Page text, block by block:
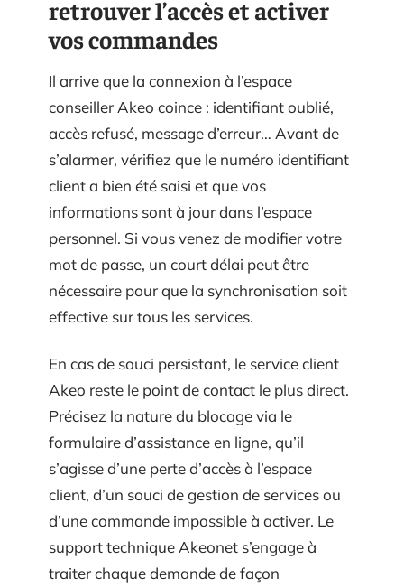
retrouver l’accès et activer
vos commandes
Il arrive que la connexion à l’espace
conseiller Akeo coince : identifiant oublié,
accès refusé, message d’erreur… Avant de
s’alarmer, vérifiez que le numéro identifiant
client a bien été saisi et que vos
informations sont à jour dans l’espace
personnel. Si vous venez de modifier votre
mot de passe, un court délai peut être
nécessaire pour que la synchronisation soit
effective sur tous les services.
En cas de souci persistant, le service client
Akeo reste le point de contact le plus direct.
Précisez la nature du blocage via le
formulaire d’assistance en ligne, qu’il
s’agisse d’une perte d’accès à l’espace
client, d’un souci de gestion de services ou
d’une commande impossible à activer. Le
support technique Akeonet s’engage à
traiter chaque demande de façon